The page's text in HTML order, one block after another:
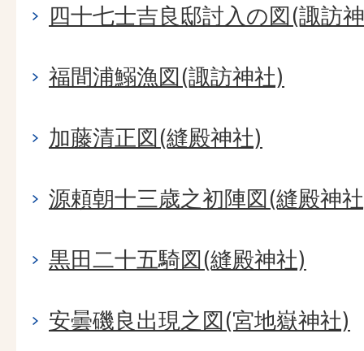
四十七士吉良邸討入の図(諏訪
福間浦鰯漁図(諏訪神社)
加藤清正図(縫殿神社)
源頼朝十三歳之初陣図(縫殿神
黒田二十五騎図(縫殿神社)
安曇磯良出現之図(宮地嶽神社)